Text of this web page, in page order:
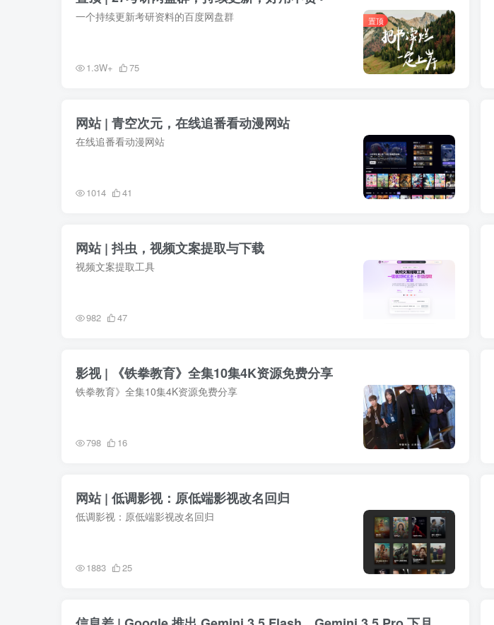
置顶
一个持续更新考研资料的百度网盘群
1.3W+ 75
网站 | 青空次元，在线追番看动漫网站
在线追番看动漫网站
1014 41
网站 | 抖虫，视频文案提取与下载
视频文案提取工具
982 47
影视 | 《铁拳教育》全集10集4K资源免费分享
铁拳教育》全集10集4K资源免费分享
798 16
网站 | 低调影视：原低端影视改名回归
低调影视：原低端影视改名回归
1883 25